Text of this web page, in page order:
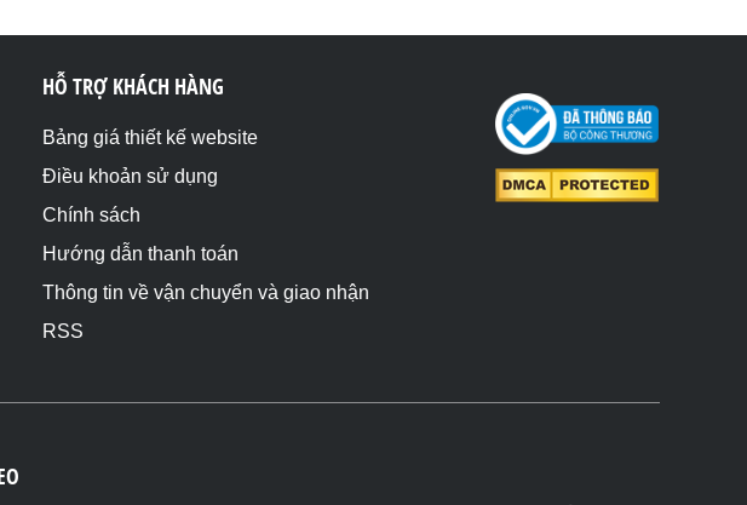
HỖ TRỢ KHÁCH HÀNG
Bảng giá thiết kế website
Điều khoản sử dụng
Chính sách
Hướng dẫn thanh toán
Thông tin về vận chuyển và giao nhận
RSS